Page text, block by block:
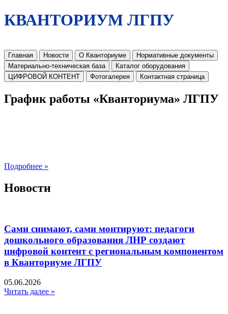
КВАНТОРИУМ ЛГПУ
Главная Новости О Кванториуме
Нормативные документы
Материально-техническая база
Каталог оборудования
ЦИФРОВОЙ КОНТЕНТ
Фотогалерея Контактная страница
График работы «Кванториума» ЛГПУ
Подробнее »
Новости
Сами снимают, сами монтируют: педагоги
дошкольного образования ЛНР создают
цифровой контент с региональным компонентом
в Кванториуме ЛГПУ​
05.06.2026
Читать далее »